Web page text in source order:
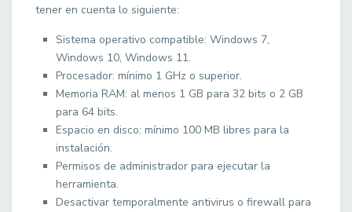
tener en cuenta lo siguiente:
Sistema operativo compatible: Windows 7,
Windows 10, Windows 11.
Procesador: mínimo 1 GHz o superior.
Memoria RAM: al menos 1 GB para 32 bits o 2 GB
para 64 bits.
Espacio en disco: mínimo 100 MB libres para la
instalación.
Permisos de administrador para ejecutar la
herramienta.
Desactivar temporalmente antivirus o firewall para